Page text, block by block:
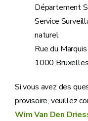
Département
Service
naturel
Rue du
1000 Bruxelles
Si vous avez des
provisoire, veuillez
Wim Van Den